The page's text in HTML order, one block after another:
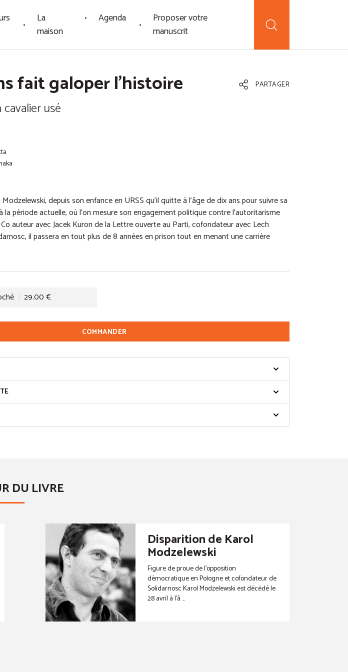
La
maison
Agenda
Proposer votre
manuscrit
fait galoper l'histoire
usé
PARTAGER
depuis son enfance en URSS qu’il quitte à l’âge de dix ans pour suivre sa
la période actuelle, où l’on mesure son engagement politique contre l’autoritarisme
auteur avec Jacek Kuron de la Lettre ouverte au Parti, cofondateur avec Lech
il passera en tout plus de 8 années en prison tout en menant une carrière
29.00 €
COMMANDER
DU LIVRE
Disparition de Karol
Modzelewski
Figure de proue de l’opposition
démocratique en Pologne et cofondateur de
Solidarnosc Karol Modzelewski est décédé le
28 avril à l’â ...